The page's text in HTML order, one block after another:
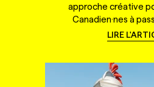
approche créative
Canadien·nes à
LIRE